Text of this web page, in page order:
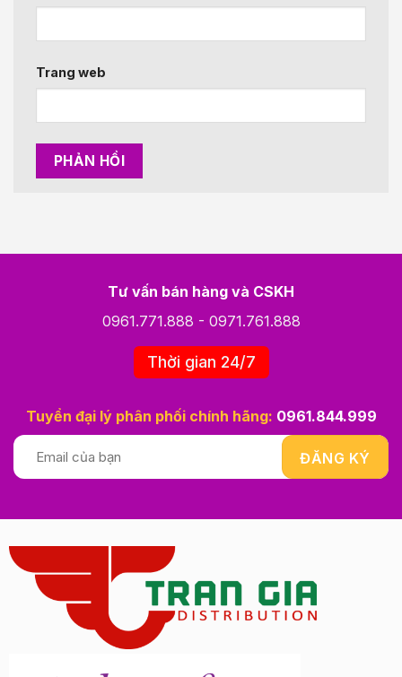
Trang web
Tư vấn bán hàng và CSKH
0961.771.888 - 0971.761.888
Thời gian 24/7
Tuyển đại lý phân phối chính hãng: 0961.844.999